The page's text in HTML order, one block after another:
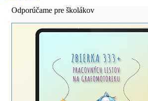
Odporúčame pre školákov